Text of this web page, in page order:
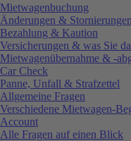
Mietwagenbuchung
Änderungen & Stornierungen
Bezahlung & Kaution
Versicherungen & was Sie
Mietwagenübernahme & -
Car Check
Panne, Unfall & Strafzettel
Allgemeine Fragen
Verschiedene Mietwagen-
Account
Alle Fragen auf einen Blick